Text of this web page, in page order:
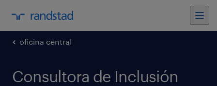
oficina central
Consultora de Inclusión